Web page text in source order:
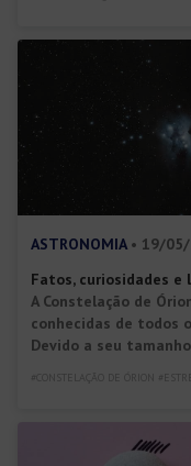
ASTRONOMIA • 19/
Fatos, curiosidades e
A Constelação de
conhecidas de todos
Devido a seu